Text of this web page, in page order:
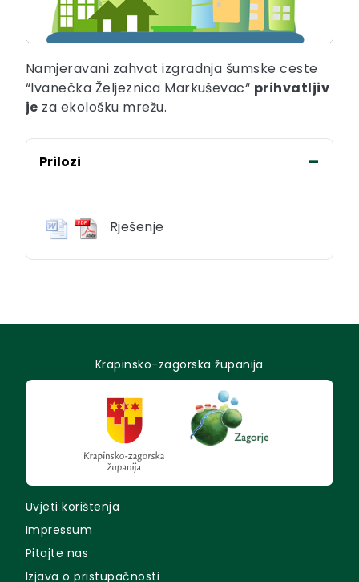
Namjeravani zahvat izgradnja šumske ceste
“Ivanečka Željeznica Markuševac“ prihvatljiv
je za ekološku mrežu.
Prilozi
Rješenje
Krapinsko-zagorska županija
Uvjeti korištenja
Impressum
Pitajte nas
Izjava o pristupačnosti